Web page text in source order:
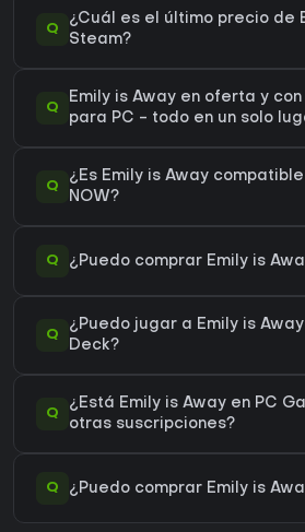
Q
¿Cuál es el último precio de
Steam?
Q
Emily is Away en oferta y
para PC - todo en un solo
Q
¿Es Emily is Away
NOW?
Q ¿Puedo comprar Emily is
Q
¿Puedo jugar a Emily is
Deck?
Q
¿Está Emily is Away en PC
otras suscripciones?
Q ¿Puedo comprar Emily is